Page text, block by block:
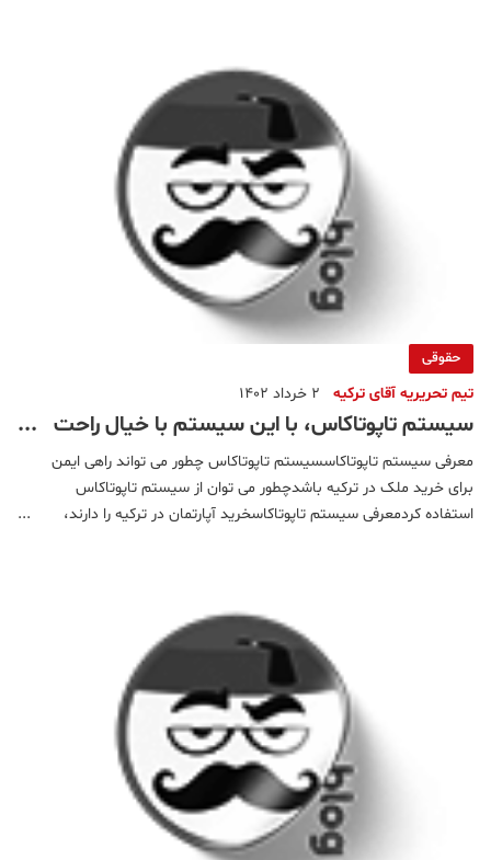
حقوقی
تیم تحریریه آقای ترکیه 2 خرداد 1402
سیستم تاپوتاکاس، با این سیستم با خیال راحت
در ترکیه ملک خریداری کنید
معرفی سیستم تاپوتاکاسسیستم تاپوتاکاس چطور می تواند راهی ایمن
برای خرید ملک در ترکیه باشدچطور می توان از سیستم تاپوتاکاس
استفاده کردمعرفی سیستم تاپوتاکاسخرید آپارتمان در ترکیه را دارند،